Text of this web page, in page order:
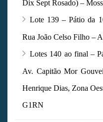
Dix Sept Rosado) –
Lote 139 – Pátio da
Rua João Celso Filho –
Lotes 140 ao final –
Av. Capitão Mor
Henrique Dias, Zona
G1RN